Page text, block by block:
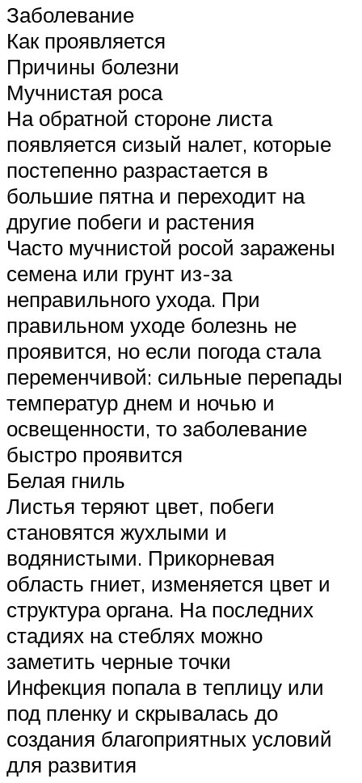
Заболевание
Как проявляется
Причины болезни
Мучнистая роса
На обратной стороне листа
появляется сизый налет, которые
постепенно разрастается в
большие пятна и переходит на
другие побеги и растения
Часто мучнистой росой заражены
семена или грунт из-за
неправильного ухода. При
правильном уходе болезнь не
проявится, но если погода стала
переменчивой: сильные перепады
температур днем и ночью и
освещенности, то заболевание
быстро проявится
Белая гниль
Листья теряют цвет, побеги
становятся жухлыми и
водянистыми. Прикорневая
область гниет, изменяется цвет и
структура органа. На последних
стадиях на стеблях можно
заметить черные точки
Инфекция попала в теплицу или
под пленку и скрывалась до
создания благоприятных условий
для развития